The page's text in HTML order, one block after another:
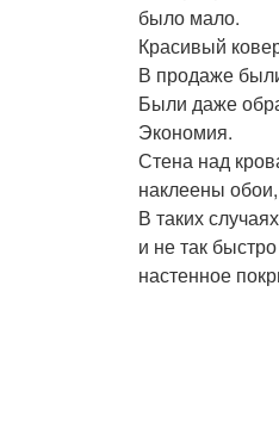
было мало.
Красивый
В продаже
Были даже
Экономия.
Стена над
наклеены
В таких
и не так
настенное